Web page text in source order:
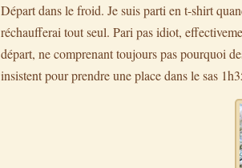
Départ dans le froid. Je suis parti en t-shirt
réchaufferai tout seul. Pari pas idiot,
départ, ne comprenant toujours pas pourquoi
insistent pour prendre une place dans le sas